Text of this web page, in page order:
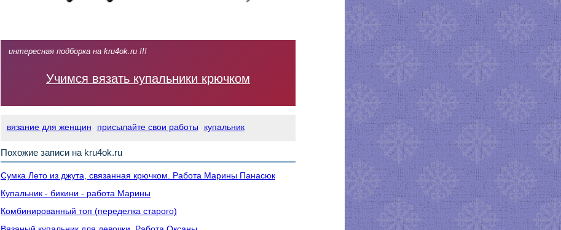
интересная подборка на kru4ok.ru !!!
Учимся вязать купальники крючком
вязание для женщин присылайте свои работы купальник
Похожие записи на kru4ok.ru
Сумка Лето из джута, связанная крючком. Работа Марины Панасюк
Купальник - бикини - работа Марины
Комбинированный топ (переделка старого)